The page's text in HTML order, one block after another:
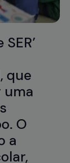
que
uma
O
a